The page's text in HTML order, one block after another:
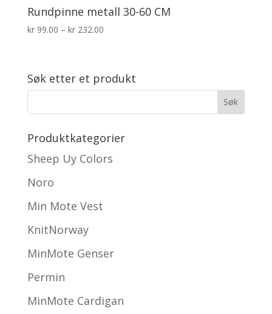
Rundpinne metall 30-60 CM
kr99.00 – kr232.00Prisområde:
Søk etter et produkt
Produktkategorier
Sheep Uy Colors
Noro
Min Mote Vest
KnitNorway
MinMote Genser
Permin
MinMote Cardigan